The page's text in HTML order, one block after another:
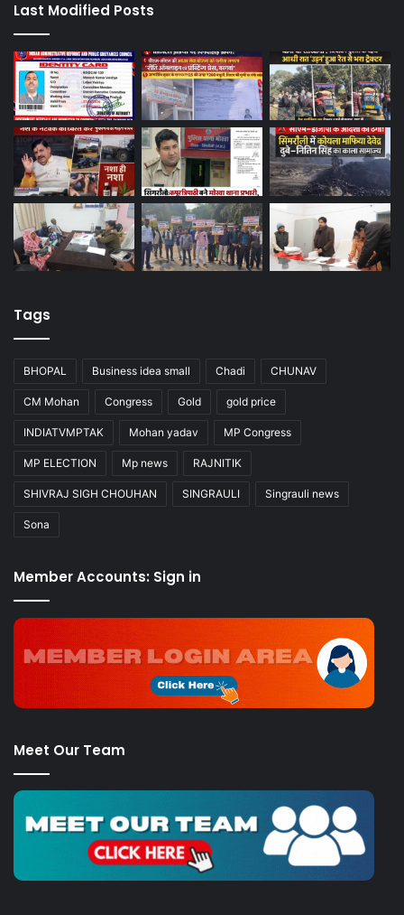
Last Modified Posts
Tags
BHOPAL Business idea small Chadi CHUNAV
CM Mohan Congress Gold gold price
INDIATVMPTAK Mohan yadav MP Congress
MP ELECTION Mp news RAJNITIK
SHIVRAJ SIGH CHOUHAN SINGRAULI Singrauli news
Sona
Member Accounts: Sign in
Meet Our Team